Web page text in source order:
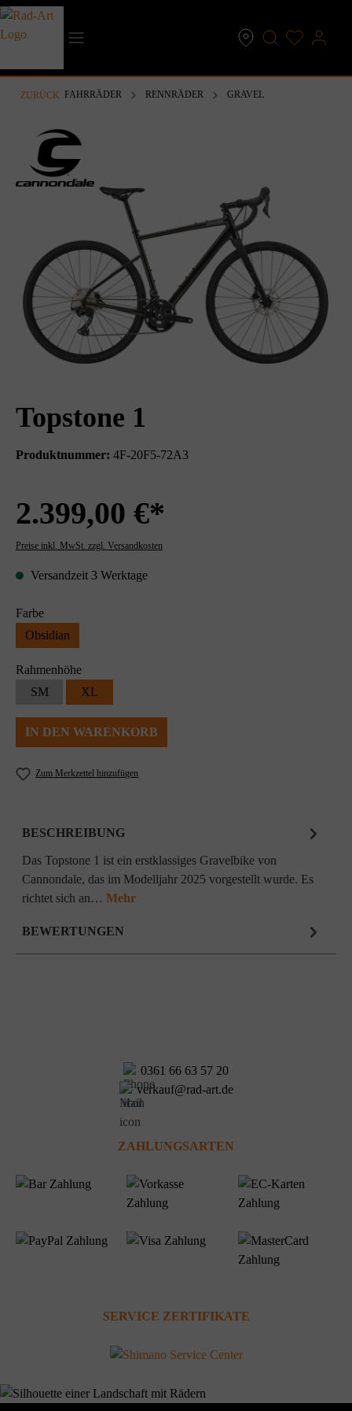
springen
ZURÜCK FAHRRÄDER RENNRÄDER GRAVEL
Topstone 1
Produktnummer: 4F-20F5-72A3
2.399,00 €*
Preise inkl. MwSt. zzgl. Versandkosten
Versandzeit 3 Werktage
Farbe
Obsidian
Rahmenhöhe
SM
XL
IN DEN WARENKORB
Zum Merkzettel hinzufügen
BESCHREIBUNG
Das Topstone 1 ist ein erstklassiges Gravelbike von
Cannondale, das im Modelljahr 2025 vorgestellt wurde. Es
richtet sich an… Mehr
BEWERTUNGEN
ZAHLUNGSARTEN
0361 66 63 57 20
verkauf@rad-art.de
SERVICE ZERTIFIKATE